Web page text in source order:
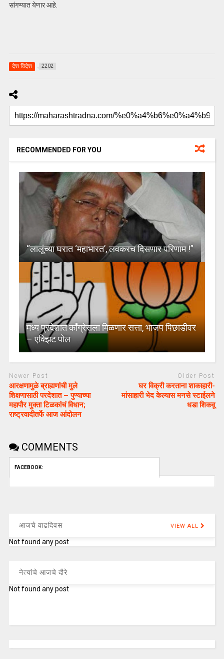
सांगण्यात येणार आहे.
देश विदेश 2202
RECOMMENDED FOR YOU
“लालूंच्या घरात ‘महाभारत’, लवकरच दिसणार परिणाम !”
मध्य प्रदेशात काँग्रेसला मिळणार सत्ता, भाजप पिछाडीवर
– एक्झिट पोल
Newer Post
आरक्षणामुळे ब्राह्मणांची मुले
शिक्षणासाठी परदेशात – पुण्याच्या
महापौर मुक्ता टिळकांचं विधान;
राष्ट्रवादीतर्फे आज आंदोलन
Older Post
घर विक्री करताना शाकाहारी-
मांसाहारी भेद केल्यास मनसे स्टाईलने
धडा शिकवू
COMMENTS
FACEBOOK:
आजचे वाढदिवस VIEW ALL
Not found any post
नेत्यांचे आजचे दौरे
Not found any post